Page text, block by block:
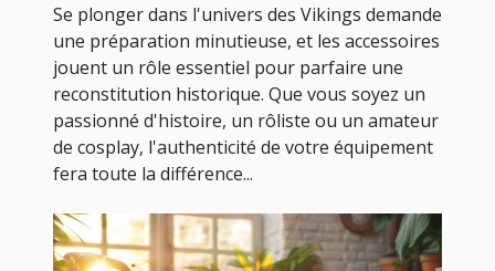
Se plonger dans l'univers des Vikings demande
une préparation minutieuse, et les accessoires
jouent un rôle essentiel pour parfaire une
reconstitution historique. Que vous soyez un
passionné d'histoire, un rôliste ou un amateur
de cosplay, l'authenticité de votre équipement
fera toute la différence...